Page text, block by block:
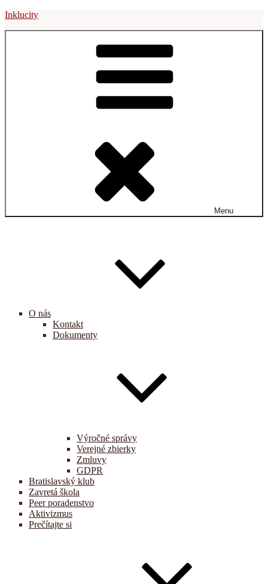
Prejsť
Inklucity
Menu
O nás
Kontakt
Dokumenty
Výročné správy
Verejné zbierky
Zmluvy
GDPR
Bratislavský klub
Zavretá škola
Peer poradenstvo
Aktivizmus
Prečítajte si